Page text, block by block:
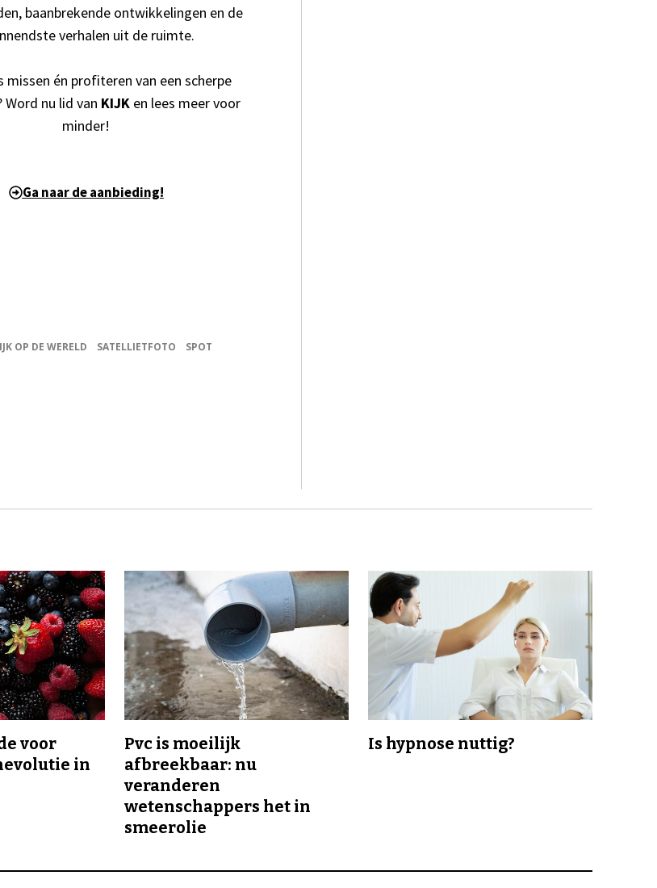
baanbrekende ontwikkelingen en de
verhalen uit de ruimte.
missen én profiteren van een scherpe
Word nu lid van KIJK en lees meer voor
minder!
Ga naar de aanbieding!
OP DE WERELD SATELLIETFOTO SPOT
voor
in
Pvc is moeilijk
afbreekbaar: nu
veranderen
wetenschappers het in
smeerolie
Is hypnose nuttig?